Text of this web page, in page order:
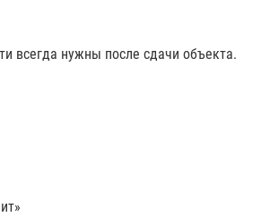
всегда нужны после сдачи объекта.